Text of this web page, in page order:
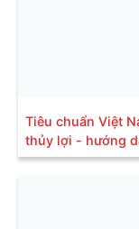
Tiêu chuẩn Việt
thủy lợi - hướng